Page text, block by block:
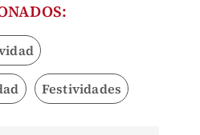
Festividades